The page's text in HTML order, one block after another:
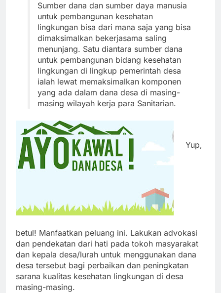
Sumber dana dan sumber daya manusia
untuk pembangunan kesehatan
lingkungan bisa dari mana saja yang bisa
dimaksimalkan bekerjasama saling
menunjang. Satu diantara sumber dana
untuk pembangunan bidang kesehatan
lingkungan di lingkup pemerintah desa
ialah lewat memaksimalkan komponen
yang ada dalam dana desa di masing-
masing wilayah kerja para Sanitarian.
Yup,
betul! Manfaatkan peluang ini. Lakukan advokasi
dan pendekatan dari hati pada tokoh masyarakat
dan kepala desa/lurah untuk menggunakan dana
desa tersebut bagi perbaikan dan peningkatan
sarana kualitas kesehatan lingkungan di desa
masing-masing.